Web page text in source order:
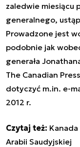
zaledwie miesiącu
generalnego,
Prowadzone jest
podobnie jak
generała
The Canadian
dotyczyć m.in. e-
2012 r.
Czytaj też:
Arabii Saudyjskiej